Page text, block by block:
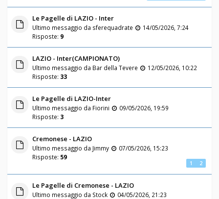
Le Pagelle di LAZIO - Inter
Ultimo messaggio da sferequadrate
14/05/2026, 7:24
Risposte: 9
LAZIO - Inter(CAMPIONATO)
Ultimo messaggio da Bar della Tevere
12/05/2026, 10:22
Risposte: 33
Le Pagelle di LAZIO-Inter
Ultimo messaggio da Fiorini
09/05/2026, 19:59
Risposte: 3
Cremonese - LAZIO
Ultimo messaggio da Jimmy
07/05/2026, 15:23
Risposte: 59
1 2
Le Pagelle di Cremonese - LAZIO
Ultimo messaggio da Stock
04/05/2026, 21:23